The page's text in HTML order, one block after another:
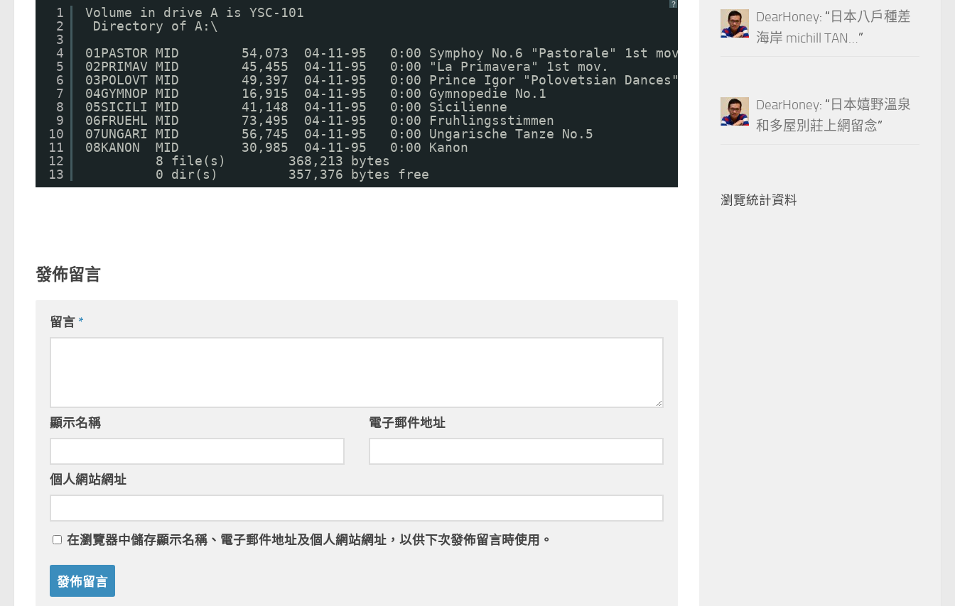
？
1
2
3
4
5
6
7
8
9
10
11
12
13
Volume in drive A is YSC-101
Directory of A:\
01PASTOR MID        54,073  04-11-95   0:00 Symphoy No.6 "Pastorale" 1st mov.
02PRIMAV MID        45,455  04-11-95   0:00 "La Primavera" 1st mov.
03POLOVT MID        49,397  04-11-95   0:00 Prince Igor "Polovetsian Dances"
04GYMNOP MID        16,915  04-11-95   0:00 Gymnopedie No.1
05SICILI MID        41,148  04-11-95   0:00 Sicilienne
06FRUEHL MID        73,495  04-11-95   0:00 Fruhlingsstimmen
07UNGARI MID        56,745  04-11-95   0:00 Ungarische Tanze No.5
08KANON  MID        30,985  04-11-95   0:00 Kanon
8 file(s)        368,213 bytes
0 dir(s)         357,376 bytes free
發佈留言
留言 *
顯示名稱 電子郵件地址
個人網站網址
在瀏覽器中儲存顯示名稱、電子郵件地址及個人網站網址，以供下次發佈留言時使用。
DearHoney: “ 日本八戶種差
海岸 michill TAN…”
DearHoney: “ 日本嬉野溫泉
和多屋別莊上網留念”
瀏覽統計資料